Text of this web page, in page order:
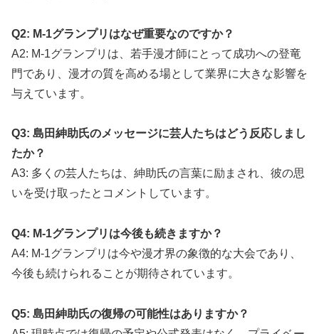
Q2: M-1グランプリはなぜ重要なのですか？
A2: M-1グランプリは、若手漫才師にとって成功への登竜
門であり、漫才の質を高める場として業界に大きな影響を
与えています。
Q3: 島田紳助氏のメッセージに芸人たちはどう反応しまし
たか？
A3: 多くの芸人たちは、紳助氏の言葉に励まされ、彼の思
いを受け取ったとコメントしています。
Q4: M-1グランプリは今後も続きますか？
A4: M-1グランプリは今や漫才界の象徴的な大会であり、
今後も続けられることが期待されています。
Q5: 島田紳助氏の復帰の可能性はありますか？